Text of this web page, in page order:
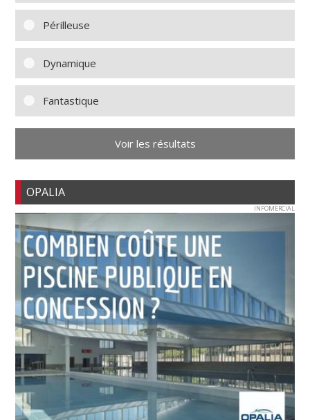
Périlleuse
Dynamique
Fantastique
Voir les résultats
OPALIA
INFOMERCIAL